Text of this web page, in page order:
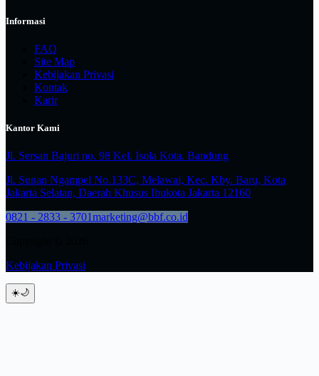
Informasi
FAQ
Site Map
Kebijakan Privasi
Kontak
Karir
Kantor Kami
Jl. Sersan Bajuri no. 98 Kel. Isola Kota. Bandung
Jl. Sunan Ngampel No.133C, Melawai, Kec. Kby. Baru, Kota
Jakarta Selatan, Daerah Khusus Ibukota Jakarta 12160
0821 - 2833 - 3701marketing@bbf.co.id
Kebijakan Privasi
☀️🌙